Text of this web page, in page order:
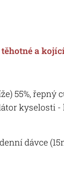
a
55%, řepný
kyselosti
dávce